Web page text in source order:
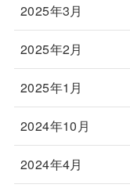
2025年3月
2025年2月
2025年1月
2024年10月
2024年4月